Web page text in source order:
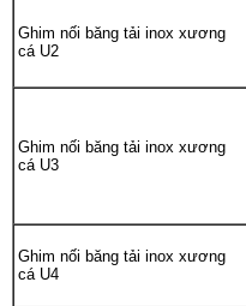
Ghim nối băng tải inox xương
cá U2
Ghim nối băng tải inox xương
cá U3
Ghim nối băng tải inox xương
cá U4